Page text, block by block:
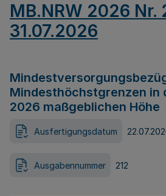
MB.NRW 2026 Nr.
31.07.2026
Mindesthöchstgrenzen in
2026 maßgeblichen Höhe
Ausfertigungsdatum
Ausgabennummer 212